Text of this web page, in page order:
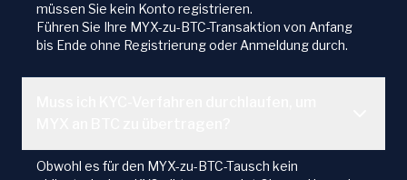
müssen Sie kein Konto registrieren.
Führen Sie Ihre MYX-zu-BTC-Transaktion von Anfang
bis Ende ohne Registrierung oder Anmeldung durch.
Obwohl es für den MYX-zu-BTC-Tausch kein